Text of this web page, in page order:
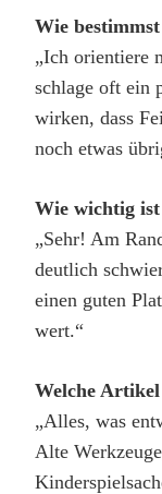
Wie
„Ich orientiere
schlage oft ein
wirken, dass
noch etwas
Wie wichtig
„Sehr! Am
deutlich
einen guten
wert.“
Welche Artikel
„Alles, was
Alte